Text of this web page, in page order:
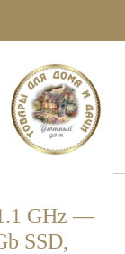
GHz —
SSD,